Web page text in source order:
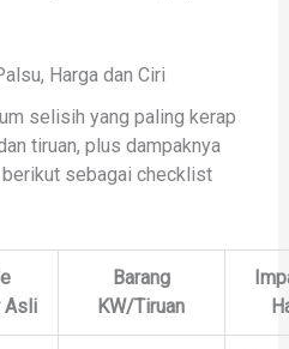
Harga dan Ciri
selisih yang paling kerap
tiruan, plus dampaknya
berikut sebagai checklist
Asli
Barang
KW/Tiruan